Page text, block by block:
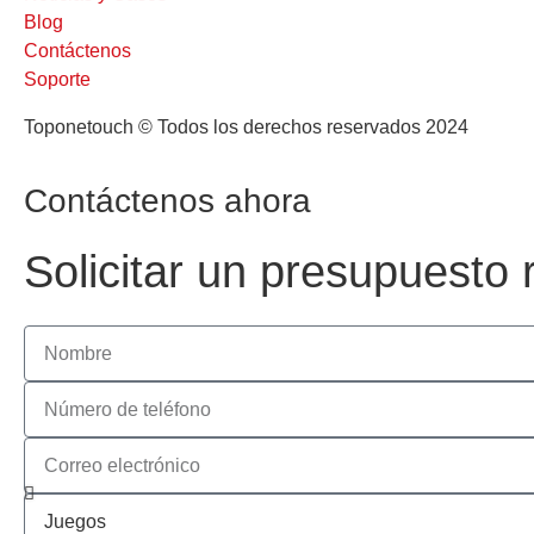
Blog
Contáctenos
Soporte
Toponetouch © Todos los derechos reservados 2024
Contáctenos ahora
Solicitar un presupuesto